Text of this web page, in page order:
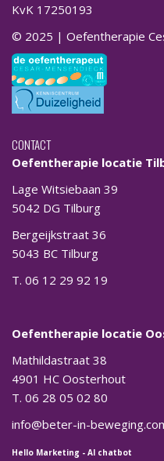
KvK 17250193
© 2025 | Oefentherapie
CONTACT
Oefentherapie locatie
Lage Witsiebaan 39
5042 DG Tilburg
Bergeijkstraat 36
5043 BC Tilburg
T. 06 12 29 92 19
Oefentherapie locatie
Mathildastraat 38
4901 HC Oosterhout
T. 06 28 05 02 80
info@beter-in-
Hello Marketing - AI chatbot